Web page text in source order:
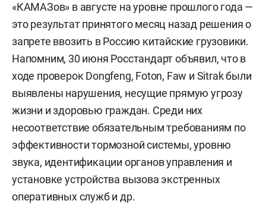
«КАМАЗов» в августе на уровне прошлого года —
это результат принятого месяц назад решения о
запрете ввозить в Россию китайские грузовики.
Напомним, 30 июня Росстандарт объявил, что в
ходе проверок Dongfeng, Foton, Faw и Sitrak были
выявлены нарушения, несущие прямую угрозу
жизни и здоровью граждан. Среди них
несоответствие обязательным требованиям по
эффективности тормозной системы, уровню
звука, идентификации органов управления и
установке устройства вызова экстренных
оперативных служб и др.